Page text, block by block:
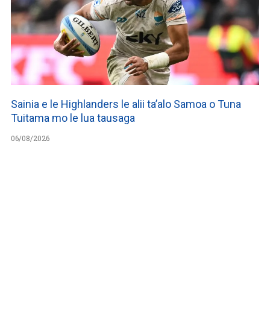
Sainia e le Highlanders le alii ta’alo Samoa o Tuna
Tuitama mo le lua tausaga
06/08/2026